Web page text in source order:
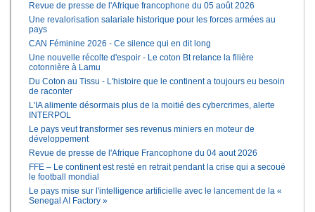
Revue de presse de l'Afrique francophone du 05 août 2026
Une revalorisation salariale historique pour les forces armées au
pays
CAN Féminine 2026 - Ce silence qui en dit long
Une nouvelle récolte d'espoir - Le coton Bt relance la filière
cotonnière à Lamu
Du Coton au Tissu - L'histoire que le continent a toujours eu besoin
de raconter
L'IA alimente désormais plus de la moitié des cybercrimes, alerte
INTERPOL
Le pays veut transformer ses revenus miniers en moteur de
développement
Revue de presse de l'Afrique Francophone du 04 aout 2026
FFE – Le continent est resté en retrait pendant la crise qui a secoué
le football mondial
Le pays mise sur l'intelligence artificielle avec le lancement de la «
Senegal AI Factory »